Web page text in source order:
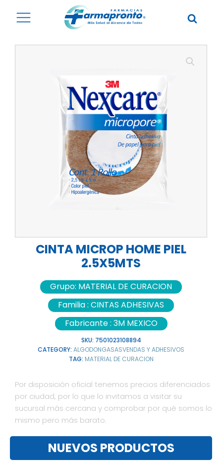
CINTA MICROP HOME PIEL
2.5X5MTS
Grupo: MATERIAL DE CURACION
Familia : CINTAS ADHESIVAS
Fabricante : 3M MEXICO
SKU: 7501023108894
CATEGORY: ALGODONGASASVENDAS Y ADHESIVOS
TAG: MATERIAL DE CURACION
Por disposición oficial tenemos precios diferenciados
por ciudad, por lo que lo invitamos a visitar su
sucursal más cercana y comprobar por qué somos lo
mismo pero más barato.
NUEVOS PRODUCTOS